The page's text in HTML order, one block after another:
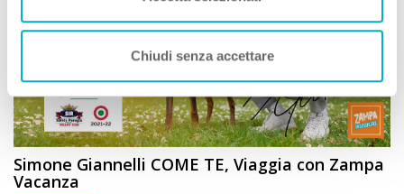
Chiudi senza accettare
Simone Giannelli COME TE, Viaggia con Zampa
Vacanza